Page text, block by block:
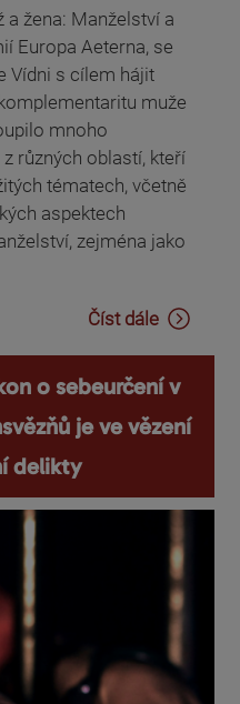
a žena: Manželství a
Europa Aeterna, se
Vídni s cílem hájit
muže
mnoho
různých oblastí, kteří
tématech, včetně
aspektech
zejména jako
Číst dále
o sebeurčení v
je ve vězení
delikty